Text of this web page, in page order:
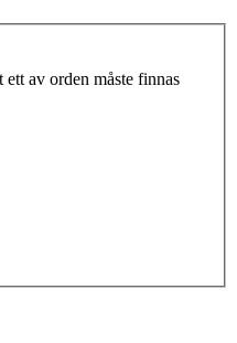
ett av orden måste finnas